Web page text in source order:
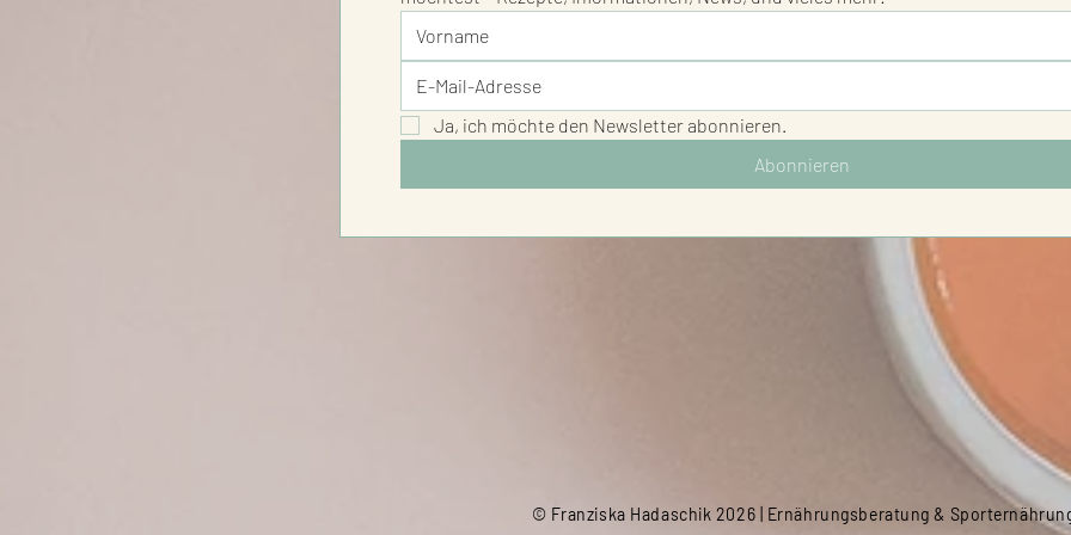
Ja, ich möchte den Newsletter abonnieren.
Abonnieren
© Franziska Hadaschik 2026 | Ernährungsberatung &